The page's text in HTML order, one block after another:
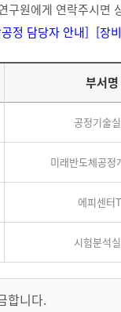
원에게 연락주시면
정 담당자 안내] [장
부서명
공정기술
미래반도체공정
에피센터
시험분석
합니다.